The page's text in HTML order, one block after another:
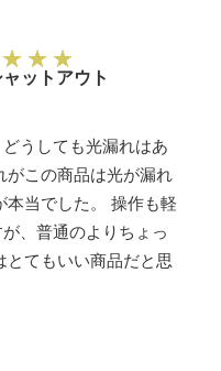
ットアウト
うしても光漏れはあ
がこの商品は光が漏れ
本当でした。 操作も軽
、普通のよりちょっ
とてもいい商品だと思